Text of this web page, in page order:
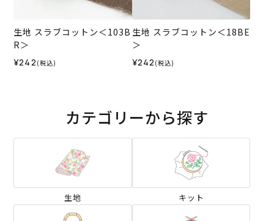
生地 スラブコットン＜103B
R＞
¥242 (税込)
生地 スラブコットン＜18BE
＞
¥242 (税込)
カテゴリーから探す
生地 キット